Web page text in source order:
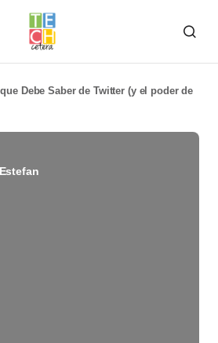
Debe Saber de Twitter (y el poder de